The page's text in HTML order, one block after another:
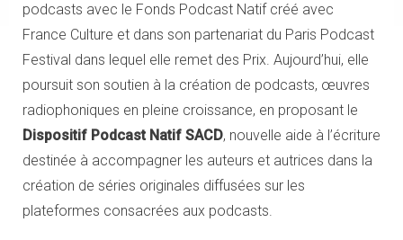
podcasts avec le Fonds Podcast Natif créé avec
France Culture et dans son partenariat du Paris Podcast
Festival dans lequel elle remet des Prix. Aujourd’hui, elle
poursuit son soutien à la création de podcasts, œuvres
radiophoniques en pleine croissance, en proposant le
Dispositif Podcast Natif SACD, nouvelle aide à l’écriture
destinée à accompagner les auteurs et autrices dans la
création de séries originales diffusées sur les
plateformes consacrées aux podcasts.